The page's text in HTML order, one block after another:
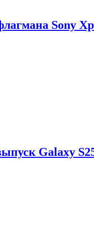
Sony
Galaxy